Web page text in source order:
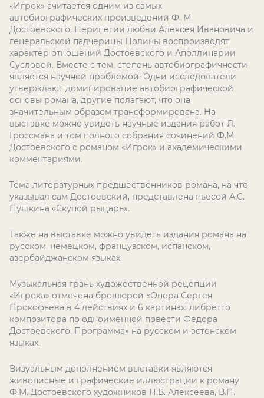
«Игрок» считается одним из самых
автобиографических произведений Ф. М.
Достоевского. Перипетии любви Алексея Ивановича и
генеральской падчерицы Полины воспроизводят
характер отношений Достоевского и Аполлинарии
Сусловой. Вместе с тем, степень автобиографичности
является научной проблемой. Одни исследователи
утверждают доминирование автобиографической
основы романа, другие полагают, что она
значительным образом трансформирована. На
выставке можно увидеть научные издания работ Л.
Гроссмана и том полного собрания сочинений Ф.М.
Достоевского с романом «Игрок» и академическими
комментариями.
Тема литературных предшественников романа, на что
указывал сам Достоевский, представлена пьесой А.С.
Пушкина «Скупой рыцарь».
Также на выставке можно увидеть издания романа на
русском, немецком, французском, испанском,
азербайджанском языках.
Музыкальная грань художественной рецепции
«Игрока» отмечена брошюрой «Опера Сергея
Прокофьева в 4 действиях и 6 картинах: либретто
композитора по одноименной повести Федора
Достоевского. Программа» на русском и эстонском
языках.
Визуальным дополнением выставки являются
живописные и графические иллюстрации к роману
Ф.М. Достоевского художников Н.В. Алексеева, В.П.